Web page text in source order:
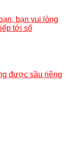
bạn vui lòng
tới số
được sầu riêng